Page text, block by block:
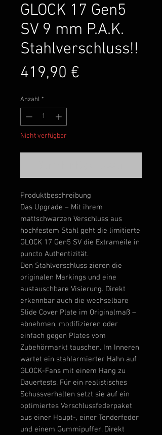
GLOCK 17 Gen5
SV 9 mm P.A.K.
Stahlverschluss!!
419,90 €
Anzahl *
Nicht verfügbar
Produktbeschreibung
Das Upgrade – Mit ihrem
mattschwarzen Verschluss aus
hochfestem Stahl geht die limitierte
GLOCK 17 Gen5 SV die Extrameile in
puncto Authentizität.
Den Stahlverschluss zieren die
originalen Markings und eine
austauschbare Visierung. Direkt
erkennbar auch die wechselbare
Slide Cover Plate im Originalmaß –
abnehmen, modifizieren oder
einfach gegen Plates vom
Zubehörmarkt tauschen. Im Inneren
wartet ein stahlarmierter Hahn auf
GLOCK-Fans mit einem Hang zu
Dauertests. Für ein realistisches
Schussverhalten setzt sie auf ein
optimiertes Verschlussfederpaket
aus einer Haupt-, einer Tenderfeder
und einem Gummipuffer. Direkt